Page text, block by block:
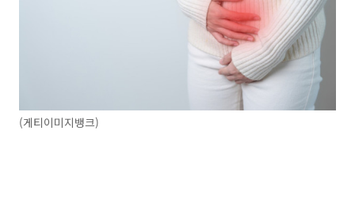
(게티이미지뱅크)